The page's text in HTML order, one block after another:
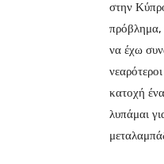
στην
πρόβλημα,
να έχω
κατοχή
λυπάμαι